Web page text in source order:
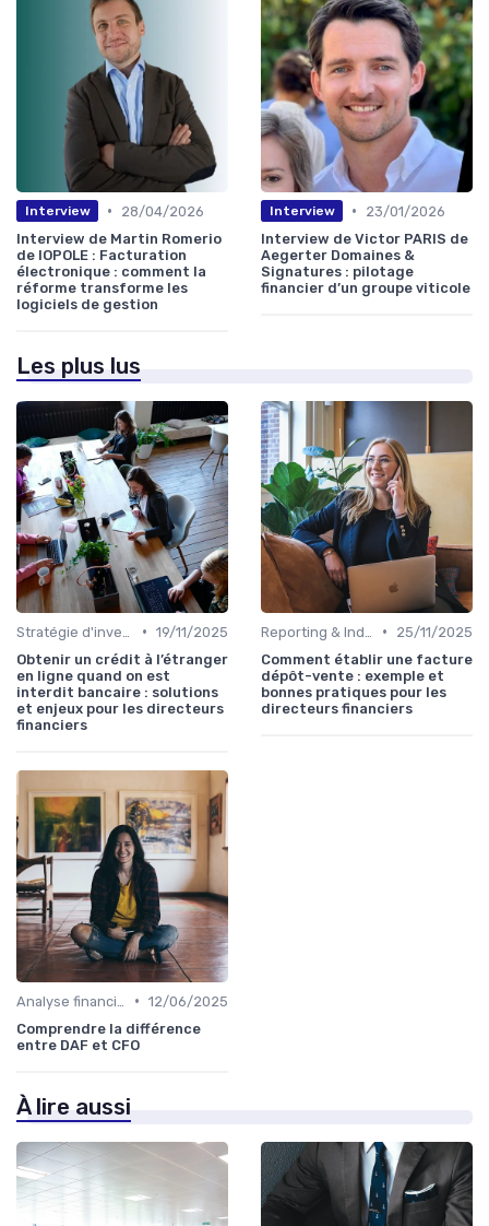
Interview •
28/04/2026
Interview de Martin Romerio
de IOPOLE : Facturation
électronique : comment la
réforme transforme les
logiciels de gestion
Interview •
23/01/2026
Interview de Victor PARIS de
Aegerter Domaines &
Signatures : pilotage
financier d’un groupe viticole
Les plus lus
• 19/11/2025
Obtenir un crédit à l’étranger
en ligne quand on est
interdit bancaire : solutions
et enjeux pour les directeurs
financiers
•
25/11/2025
Comment établir une facture
dépôt-vente : exemple et
bonnes pratiques pour les
directeurs financiers
• 12/06/2025
Comprendre la différence
entre DAF et CFO
À lire aussi